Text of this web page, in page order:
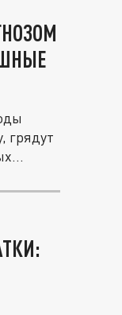
грядут